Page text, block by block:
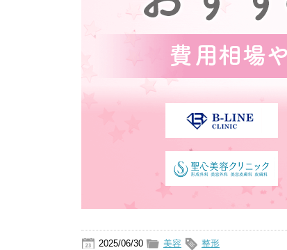
2025/06/30 美容 整形